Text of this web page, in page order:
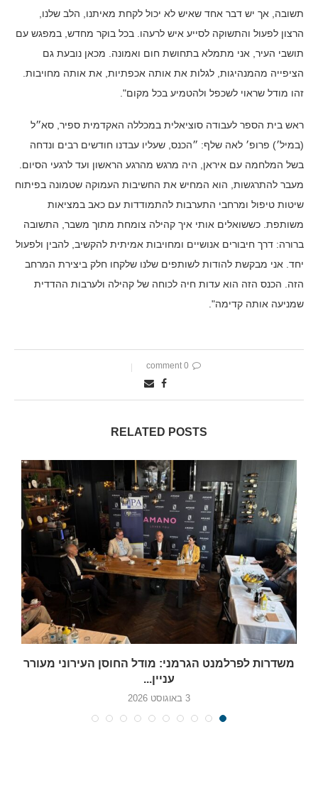
תשובה, אך יש דבר אחד שאיש לא יכול לקחת מאיתנו, הלב שלנו,
הרצון לפעול והתשוקה לסייע איש לרעהו. בכל בוקר מחדש, במפגש עם
תושבי העיר, אני מתמלא בתחושת חום ואמונה. מכאן נובעת גם
הציפייה מהמנהיגות, לגלות את אותה אכפתיות, את אותה מחויבות.
זהו מודל שראוי לשכפל ולהטמיע בכל מקום".
ראש בית הספר לעבודה סוציאלית במכללה האקדמית ספיר, סא״ל
(במיל׳) פרופ׳ לאה שלף: ״הכנס, שעליו עבדנו חודשים רבים ונדחה
בשל המלחמה עם איראן, היה מרגש מהרגע הראשון ועד לרגעי הסיום.
מעבר להתרגשות, הוא המחיש את החשיבות העמוקה שטמונה בפיתוח
שיטות טיפול ומרחבי התערבות להתמודדות עם כאב במציאות
משותפת. כששואלים אותי איך קהילה צומחת מתוך משבר, התשובה
ברורה: דרך חיבורים אנושיים ומחויבות אמיתית להקשיב, להבין ולפעול
יחד. אני מבקשת להודות לשותפים שלנו שלקחו חלק ביצירת המרחב
הזה. הכנס הזה הוא עדות חיה לכוחה של קהילה ולערבות ההדדית
שמניעה אותה קדימה".
0 comment
RELATED POSTS
משדרות לפרלמנט הגרמני: מודל החוסן העירוני מעורר
עניין...
3 באוגוסט 2026